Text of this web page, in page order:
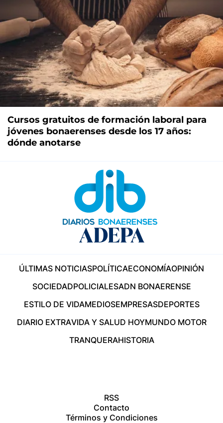
Cursos gratuitos de formación laboral para
jóvenes bonaerenses desde los 17 años:
dónde anotarse
ÚLTIMAS NOTICIASPOLÍTICAECONOMÍAOPINIÓN
SOCIEDADPOLICIALESADN BONAERENSE
ESTILO DE VIDAMEDIOSEMPRESASDEPORTES
DIARIO EXTRAVIDA Y SALUD HOYMUNDO MOTOR
TRANQUERAHISTORIA
RSS
Contacto
Términos y Condiciones